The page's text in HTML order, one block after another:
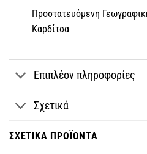
Προστατευόμενη
Καρδίτσα
Επιπλέον πληροφορίες
Σχετικά
ΣΧΕΤΙΚΆ ΠΡΟΪΌΝΤΑ